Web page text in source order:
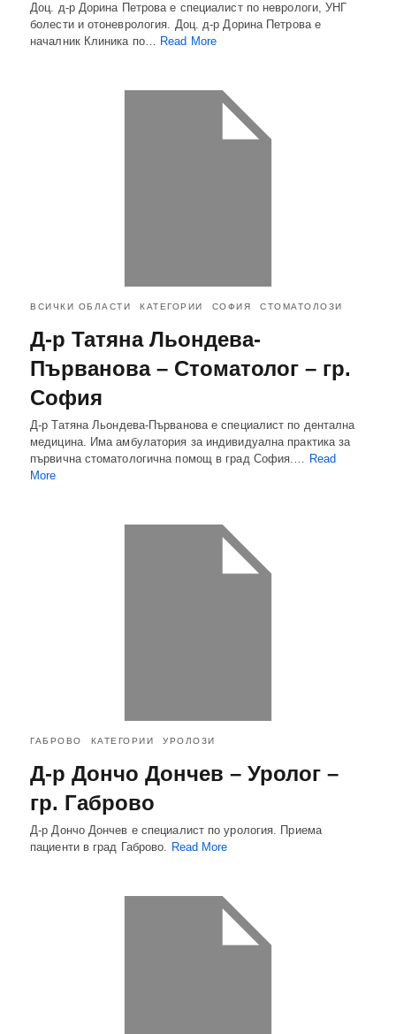
Доц. д-р Дорина Петрова е специалист по неврологи, УНГ
болести и отоневрология. Доц. д-р Дорина Петрова е
началник Клиника по… Read More
ВСИЧКИ ОБЛАСТИ КАТЕГОРИИ СОФИЯ СТОМАТОЛОЗИ
Д-р Татяна Льондева-
Първанова – Стоматолог – гр.
София
Д-р Татяна Льондева-Първанова е специалист по дентална
медицина. Има амбулатория за индивидуална практика за
първична стоматологична помощ в град София.… Read
More
ГАБРОВО КАТЕГОРИИ УРОЛОЗИ
Д-р Дончо Дончев – Уролог –
гр. Габрово
Д-р Дончо Дончев е специалист по урология. Приема
пациенти в град Габрово.
Read More